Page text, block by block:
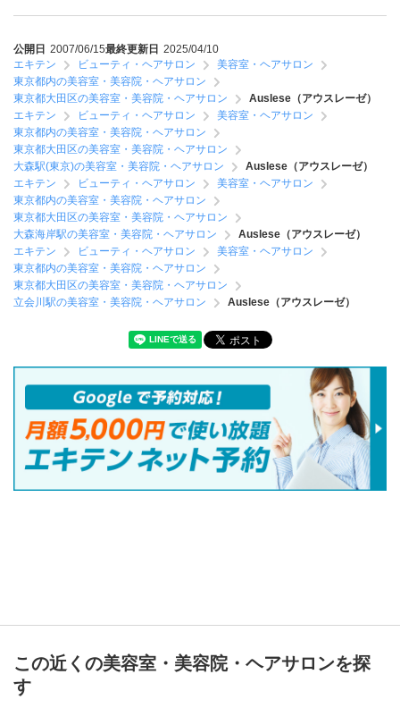
公開日 2007/06/15最終更新日 2025/04/10
エキテン
ビューティ・ヘアサロン
美容室・ヘアサロン
東京都内の美容室・美容院・ヘアサロン
東京都大田区の美容室・美容院・ヘアサロン
Auslese（アウスレーゼ）
エキテン
ビューティ・ヘアサロン
美容室・ヘアサロン
東京都内の美容室・美容院・ヘアサロン
東京都大田区の美容室・美容院・ヘアサロン
大森駅(東京)の美容室・美容院・ヘアサロン
Auslese（アウスレーゼ）
エキテン
ビューティ・ヘアサロン
美容室・ヘアサロン
東京都内の美容室・美容院・ヘアサロン
東京都大田区の美容室・美容院・ヘアサロン
大森海岸駅の美容室・美容院・ヘアサロン
Auslese（アウスレーゼ）
エキテン
ビューティ・ヘアサロン
美容室・ヘアサロン
東京都内の美容室・美容院・ヘアサロン
東京都大田区の美容室・美容院・ヘアサロン
立会川駅の美容室・美容院・ヘアサロン
Auslese（アウスレーゼ）
この近くの美容室・美容院・ヘアサロンを探
す